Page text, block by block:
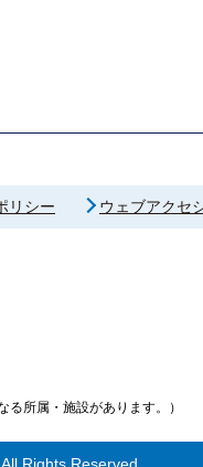
リシー ウェブアクセ
所属・施設があります。）
Rights Reserved.